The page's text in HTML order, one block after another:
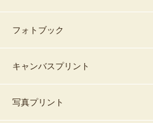
フォトブック
キャンバスプリント
写真プリント